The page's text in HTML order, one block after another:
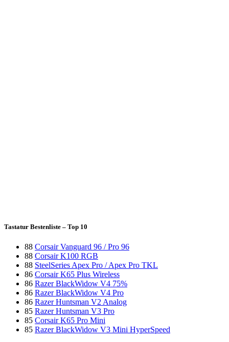
Tastatur Bestenliste – Top 10
88 Corsair Vanguard 96 / Pro 96
88 Corsair K100 RGB
88 SteelSeries Apex Pro / Apex Pro TKL
86 Corsair K65 Plus Wireless
86 Razer BlackWidow V4 75%
86 Razer BlackWidow V4 Pro
86 Razer Huntsman V2 Analog
85 Razer Huntsman V3 Pro
85 Corsair K65 Pro Mini
85 Razer BlackWidow V3 Mini HyperSpeed